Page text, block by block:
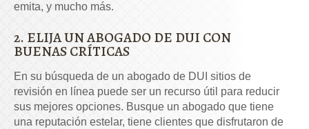
emita, y mucho más.
2. ELIJA UN ABOGADO DE DUI CON
BUENAS CRÍTICAS
En su búsqueda de un abogado de DUI sitios de
revisión en línea puede ser un recurso útil para reducir
sus mejores opciones. Busque un abogado que tiene
una reputación estelar, tiene clientes que disfrutaron de